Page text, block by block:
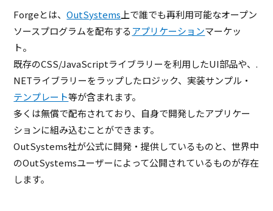
Forgeとは、OutSystems 上で誰でも再利用可能なオープン
ソースプログラムを配布するアプリケーションマーケッ
ト。
既存のCSS/JavaScriptライブラリーを利用したUI部品や、.
NETライブラリーをラップしたロジック、実装サンプル・
テンプレート等が含まれます。
多くは無償で配布されており、自身で開発したアプリケー
ションに組み込むことができます。
OutSystems社が公式に開発・提供しているものと、世界中
のOutSystemsユーザーによって公開されているものが存在
します。